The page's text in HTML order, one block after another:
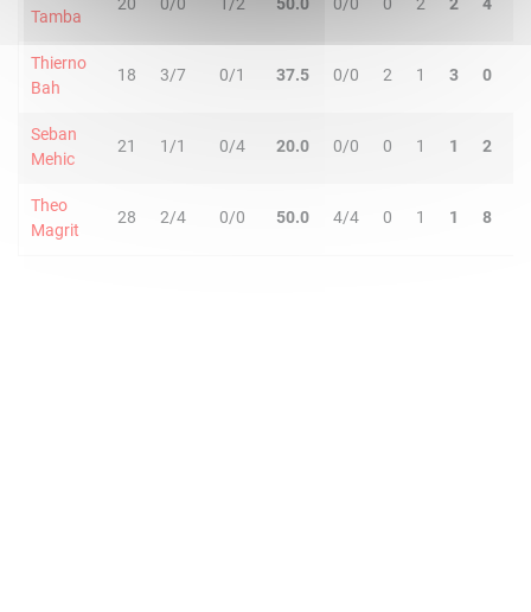
Tamba
Thierno
Bah
18 3/7 0/1 37.5 0/0 2 1 3 0
Seban
Mehic
21 1/1 0/4 20.0 0/0 0 1 1 2
Theo
Magrit
28 2/4 0/0 50.0 4/4 0 1 1 8